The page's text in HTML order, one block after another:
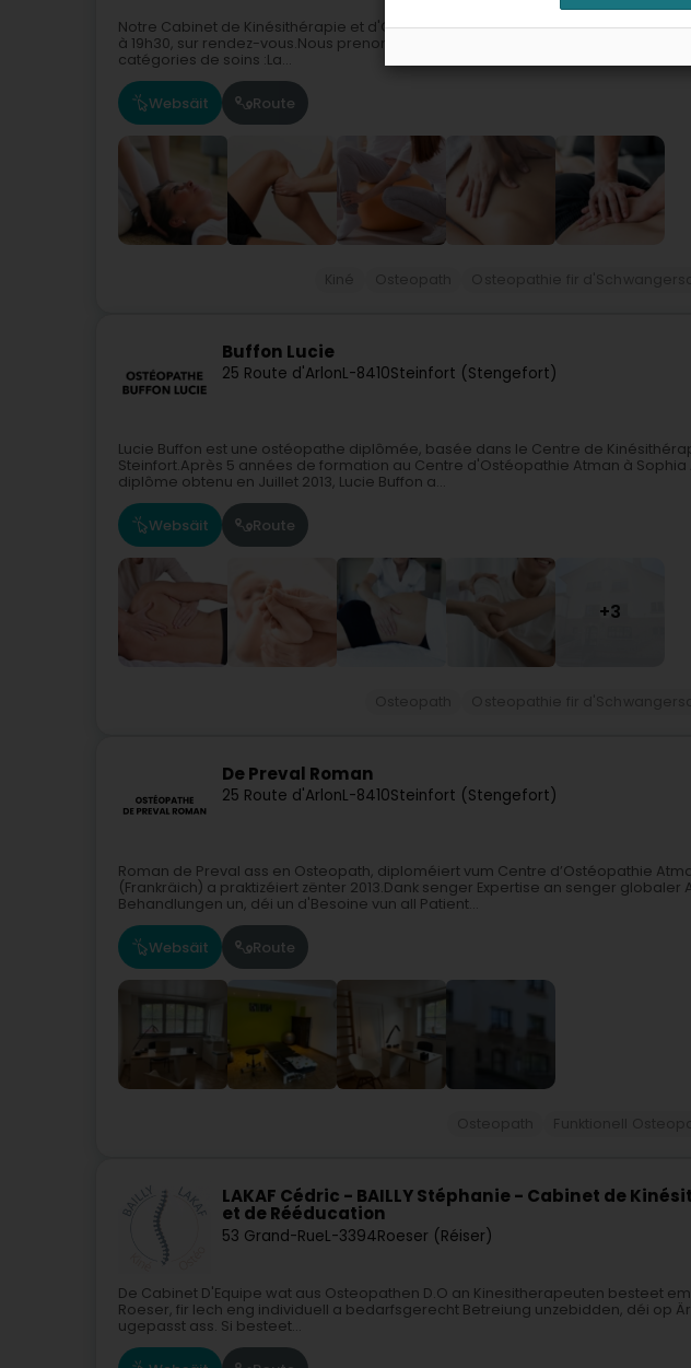
Notre Cabinet de Kinésithérapie et d'Ostéopathie situé à Rodange vous
à 19h30, sur rendez-vous.Nous prenons en charge les nourrissons, enfants,
catégories de soins :La...
Websäit Route
Buffon Lucie
25 Route d'ArlonL-8410Steinfort (Stengefort)
Lucie Buffon est une ostéopathe diplômée, basée dans le Centre de
Steinfort.Après 5 années de formation au Centre d'Ostéopathie Atman à Sophia
diplôme obtenu en Juillet 2013, Lucie Buffon a...
Websäit Route
+3
De Preval Roman
25 Route d'ArlonL-8410Steinfort (Stengefort)
Roman de Preval ass en Osteopath, diploméiert vum Centre d’Ostéopathie
(Frankräich) a praktizéiert zënter 2013.Dank senger Expertise an senger globaler
Behandlungen un, déi un d'Besoine vun all Patient...
Websäit Route
LAKAF Cédric - BAILLY Stéphanie - Cabinet de
et de Rééducation
53 Grand-RueL-3394Roeser (Réiser)
De Cabinet D'Equipe wat aus Osteopathen D.O an Kinesitherapeuten besteet
Roeser, fir Iech eng individuell a bedarfsgerecht Betreiung unzebidden, déi op
ugepasst ass. Si besteet...